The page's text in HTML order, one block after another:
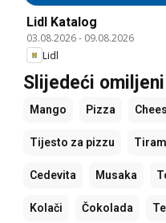
Lidl Katalog
03.08.2026- 09.08.2026
Lidl
Slijedeći
Mango Pizza
Tijesto za pizzu
Cedevita Musaka
Kolači Čokolada